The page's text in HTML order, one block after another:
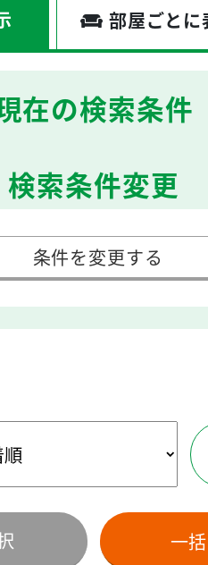
部屋ごとに
在の検索条件
検索条件変更
条件を変更する